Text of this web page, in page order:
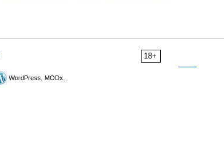
18+
WordPress, MODx.